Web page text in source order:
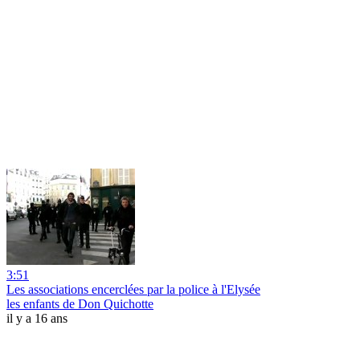
3:51
Les associations encerclées par la police à l'Elysée
les enfants de Don Quichotte
il y a 16 ans